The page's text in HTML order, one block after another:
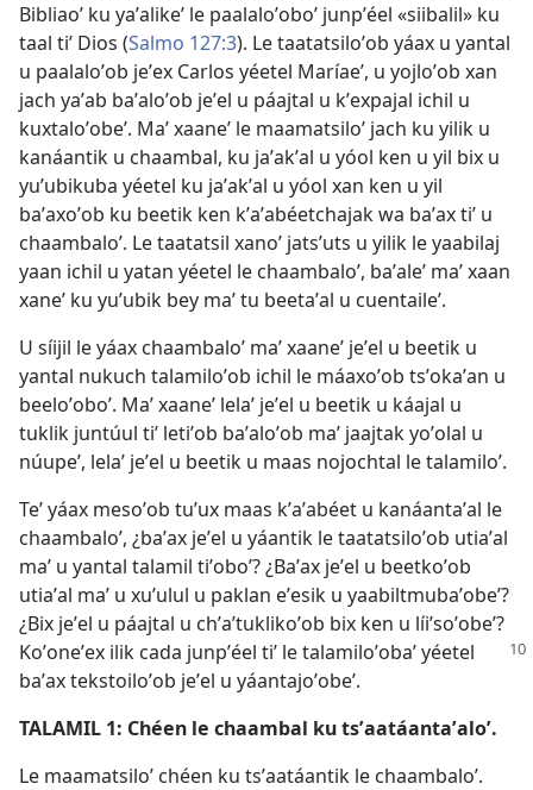
Bibliaoʼ ku yaʼalikeʼ le paalaloʼoboʼ junpʼéel «siibalil» ku
taal tiʼ Dios (Salmo 127:3). Le taatatsiloʼob yáax u yantal
u paalaloʼob jeʼex Carlos yéetel Maríaeʼ, u yojloʼob xan
jach yaʼab baʼaloʼob jeʼel u páajtal u kʼexpajal ichil u
kuxtaloʼobeʼ. Maʼ xaaneʼ le maamatsiloʼ jach ku yilik u
kanáantik u chaambal, ku jaʼakʼal u yóol ken u yil bix u
yuʼubikuba yéetel ku jaʼakʼal u yóol xan ken u yil
baʼaxoʼob ku beetik ken kʼaʼabéetchajak wa baʼax tiʼ u
chaambaloʼ. Le taatatsil xanoʼ jatsʼuts u yilik le yaabilaj
yaan ichil u yatan yéetel le chaambaloʼ, baʼaleʼ maʼ xaan
xaneʼ ku yuʼubik bey maʼ tu beetaʼal u cuentaileʼ.
U síijil le yáax chaambaloʼ maʼ xaaneʼ jeʼel u beetik u
yantal nukuch talamiloʼob ichil le máaxoʼob tsʼokaʼan u
beeloʼoboʼ. Maʼ xaaneʼ lelaʼ jeʼel u beetik u káajal u
tuklik juntúul tiʼ letiʼob baʼaloʼob maʼ jaajtak yoʼolal u
núupeʼ, lelaʼ jeʼel u beetik u maas nojochtal le talamiloʼ.
Teʼ yáax mesoʼob tuʼux maas kʼaʼabéet u kanáantaʼal le
chaambaloʼ, ¿baʼax jeʼel u yáantik le taatatsiloʼob utiaʼal
maʼ u yantal talamil tiʼoboʼ? ¿Baʼax jeʼel u beetkoʼob
utiaʼal maʼ u xuʼulul u paklan eʼesik u yaabiltmubaʼobeʼ?
¿Bix jeʼel u páajtal u chʼaʼtuklikoʼob bix ken u líiʼsoʼobeʼ?
Koʼoneʼex ilik cada junpʼéel tiʼ letalamiloʼobaʼ yéetel
baʼax tekstoiloʼob jeʼel u yáantajoʼobeʼ.
TALAMIL 1: Chéen le chaambal ku tsʼaatáantaʼaloʼ.
Le maamatsiloʼ chéen ku tsʼaatáantik le chaambaloʼ.